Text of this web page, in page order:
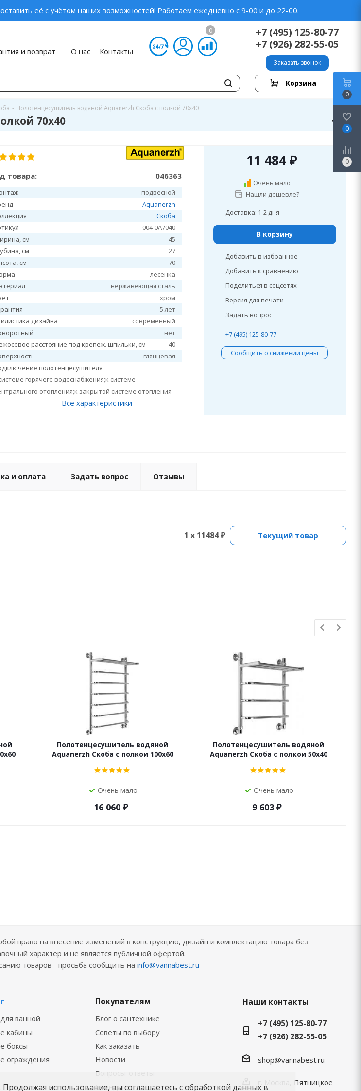
её с учётом наших возможностей! Работаем ежедневно с 9-00 и до 22-00.
и возврат О нас Контакты
0
+7 (495) 125-80-77
+7 (926) 282-55-05
Заказать звонок
Корзина
- Полотенцесушитель водяной Aquanerzh Скоба с полкой 70х40
70х40
товара: 046363
подвесной
Aquanerzh
Скоба
004-0A7040
см
45
см
27
см
70
лесенка
нержавеющая сталь
хром
5 лет
дизайна
современный
нет
расстояние под крепеж. шпильки, см
40
глянцевая
полотенцесушителя
горячего водоснабжения;к системе
отопления;к закрытой системе отопления
Все характеристики
11 484₽
Очень мало
Нашли дешевле?
Доставка: 1-2 дня
В корзину
Добавить в избранное
Добавить к сравнению
Поделиться в соцсетях
Версия для печати
Задать вопрос
+7 (495) 125-80-77
Сообщить о снижении цены
и оплата Задать вопрос Отзывы
1 x 11484 ₽ Текущий товар
Полотенцесушитель водяной
Aquanerzh Скоба с полкой 100х60
Очень мало
16 060 ₽
Полотенцесушитель водяной
Aquanerzh Скоба с полкой 50х40
Очень мало
9 603 ₽
право на внесение изменений в конструкцию, дизайн и комплектацию товара без
характер и не является публичной офертой.
товаров - просьба сообщить на info@vannabest.ru
ванной
кабины
боксы
ограждения
Покупателям
Блог о сантехнике
Советы по выбору
Как заказать
Новости
Вопросы-ответы
Бренды
Наши контакты
+7 (495) 125-80-77
+7 (926) 282-55-05
shop@vannabest.ru
г. Москва, Пятницкое
0
0
0
использование, вы соглашаетесь с обработкой данных в